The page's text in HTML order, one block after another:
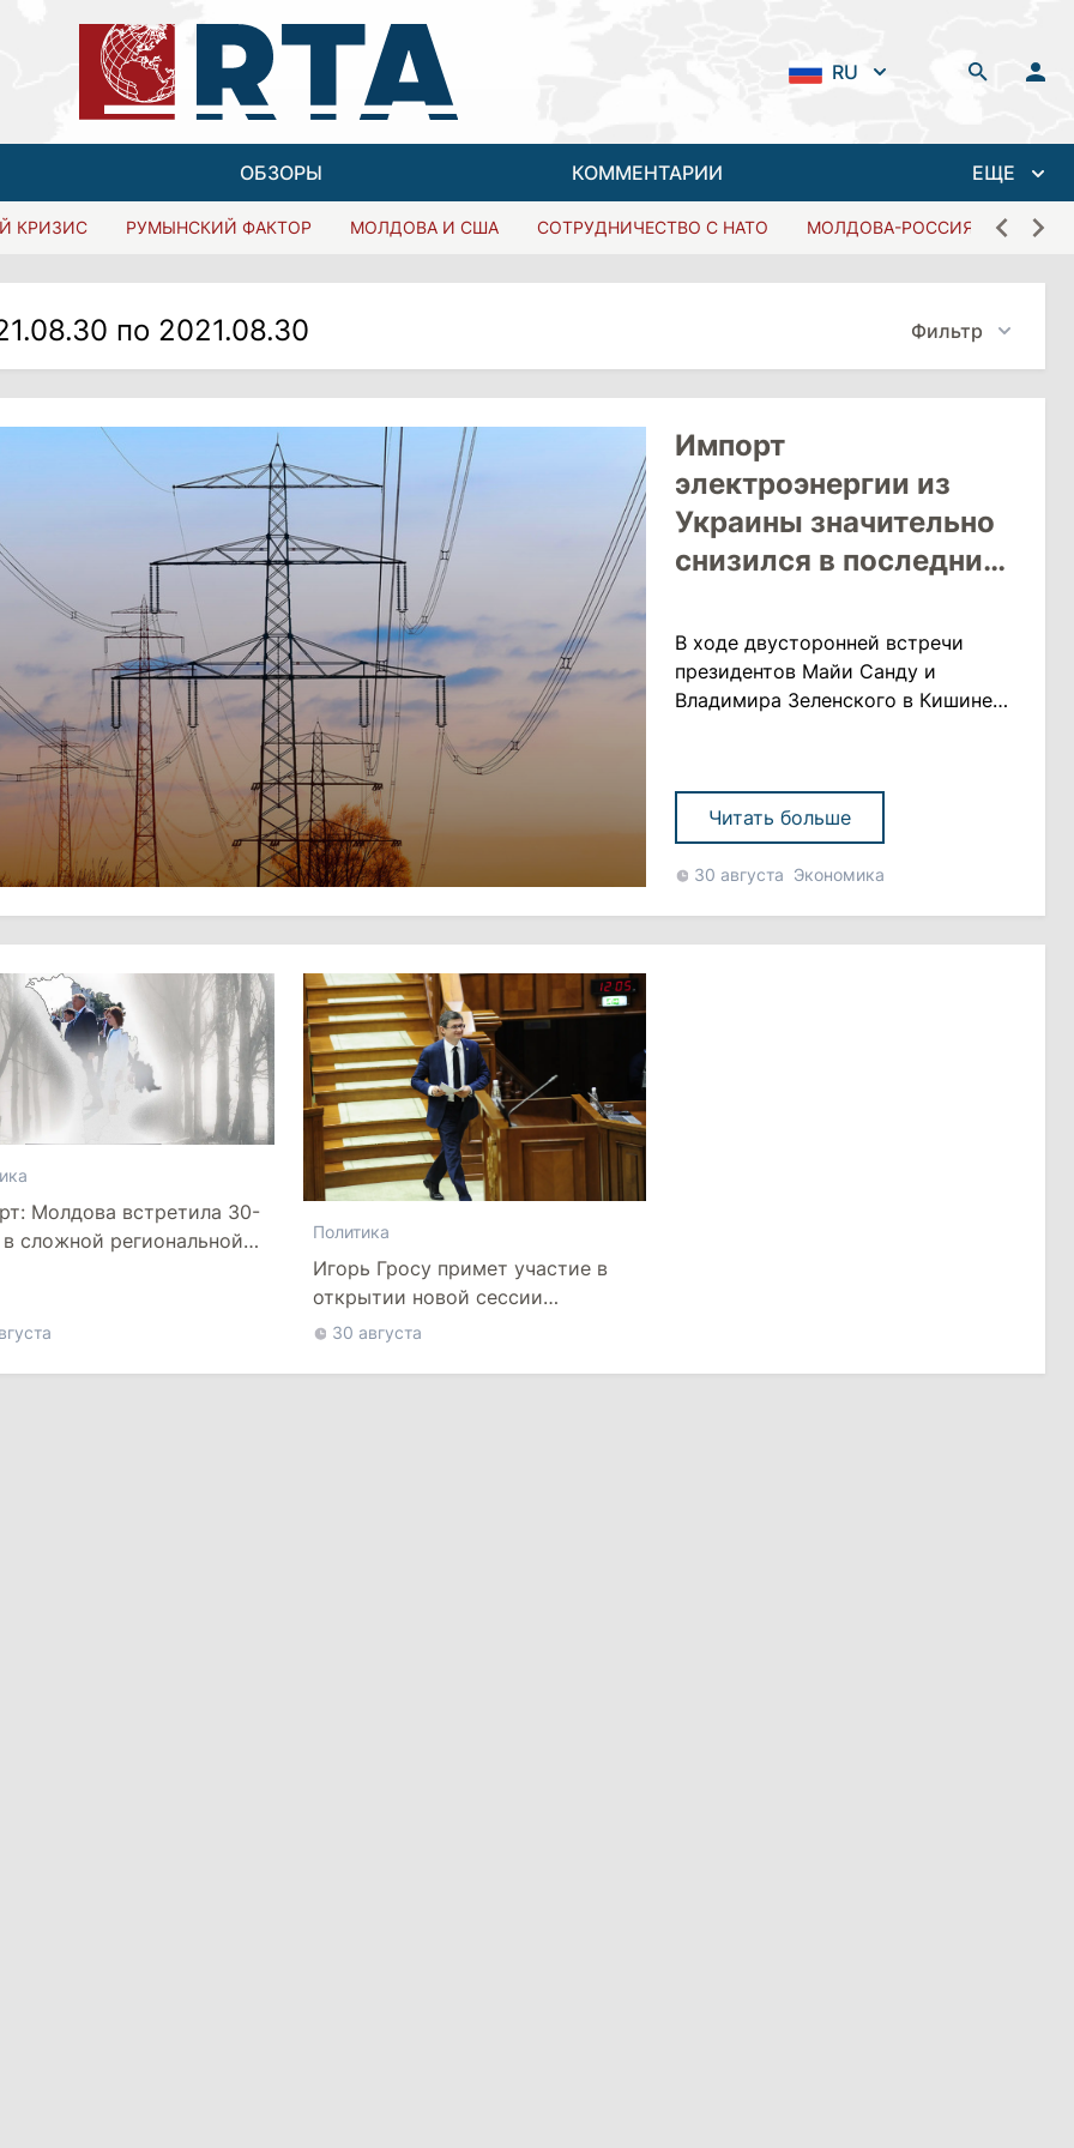
RU
ОБЗОРЫ КОММЕНТАРИИ ЕЩЕ
КРИЗИС РУМЫНСКИЙ ФАКТОР МОЛДОВА И США СОТРУДНИЧЕСТВО С НАТО МОЛДОВА-РОССИЯ
по 2021.08.30 Фильтр
Импорт
электроэнергии из
Украины значительно
снизился в последние
В ходе двусторонней встречи
президентов Майи Санду и
Владимира Зеленского в Кишиневе
рынок электроснабжения
Республики Молдова. Статистика
показывает, что в последние годы
объем импорта электроэнергии
Читать больше
30 августа Экономика
Молдова встретила 30-
сложной региональной
Политика
Игорь Гросу примет участие в
открытии новой сессии
румынского парламента
30 августа